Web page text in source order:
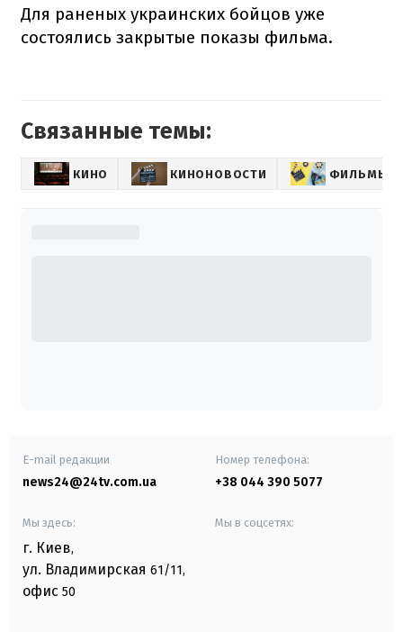
Для раненых украинских бойцов уже
состоялись закрытые показы фильма.
Связанные темы:
КИНО КИНОНОВОСТИ ФИЛЬМЫ
E-mail редакции
news24@24tv.com.ua
Номер телефона:
+38 044 390 5077
Мы здесь:
г. Киев,
ул. Владимирская 61/11,
офис 50
Мы в соцсетях: